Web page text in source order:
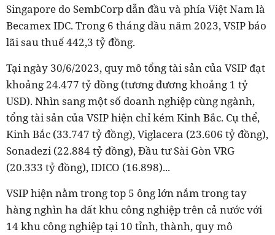
Singapore do SembCorp dẫn đầu và phía Việt Nam là
Becamex IDC. Trong 6 tháng đầu năm 2023, VSIP báo
lãi sau thuế 442,3 tỷ đồng.
Tại ngày 30/6/2023, quy mô tổng tài sản của VSIP đạt
khoảng 24.477 tỷ đồng (tương đương khoảng 1 tỷ
USD). Nhìn sang một số doanh nghiệp cùng ngành,
tổng tài sản của VSIP hiện chỉ kém Kinh Bắc. Cụ thể,
Kinh Bắc (33.747 tỷ đồng), Viglacera (23.606 tỷ đồng),
Sonadezi (22.884 tỷ đồng), Đầu tư Sài Gòn VRG
(20.333 tỷ đồng), IDICO (16.898)...
VSIP hiện nằm trong top 5 ông lớn nắm trong tay
hàng nghìn ha đất khu công nghiệp trên cả nước với
14 khu công nghiệp tại 10 tỉnh, thành, quy mô